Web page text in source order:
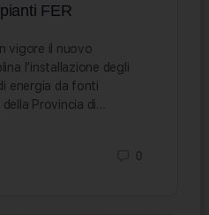
FER
vigore il nuovo
l’installazione degli
energia da fonti
Provincia di…
0